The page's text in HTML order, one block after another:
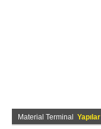
Material Terminal Yapılar